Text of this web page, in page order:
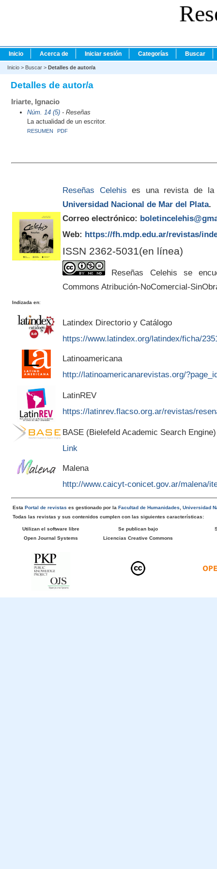
Inicio Acerca de Iniciar sesión Categorías Buscar
Inicio > Buscar > Detalles de autor/a
Detalles de autor/a
Iriarte, Ignacio
Núm. 14 (5)- Reseñas
La actualidad de un escritor.
RESUMEN PDF
Reseñas Celehis es una revista de la
Universidad Nacional de Mar del Plata.
Correo electrónico:
Web: https://fh.mdp.edu.ar/revistas/
ISSN 2362-5031(en línea)
Reseñas Celehis se
Commons Atribución-NoComercial-
Indizada en:
Latindex Directorio y Catálogo
https://www.latindex.org/latindex/ficha/
Latinoamericana
http://latinoamericanarevistas.org/
LatinREV
https://latinrev.flacso.org.ar/revistas/
BASE (Bielefeld Academic Search Engine)
Link
Malena
http://www.caicyt-conicet.gov.ar/malena/
EstaPortal de revistas es gestionado por laFacultad de Humanidades,Universidad
Todas las revistas y sus contenidos cumplen con las siguientes características:
Utilizan el software libre
Open Journal Systems
Se publican bajo
Licencias Creative Commons